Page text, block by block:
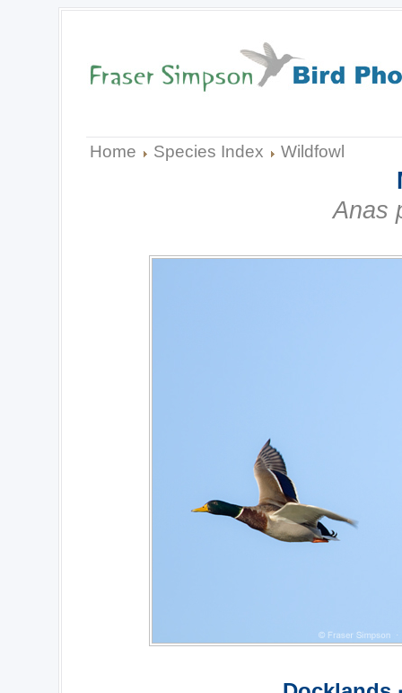
Home Species Index Wildfowl
Anas